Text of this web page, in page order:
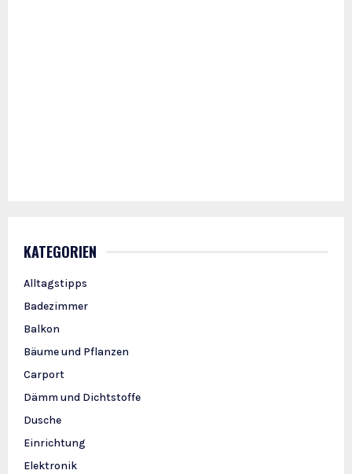
KATEGORIEN
Alltagstipps
Badezimmer
Balkon
Bäume und Pflanzen
Carport
Dämm und Dichtstoffe
Dusche
Einrichtung
Elektronik